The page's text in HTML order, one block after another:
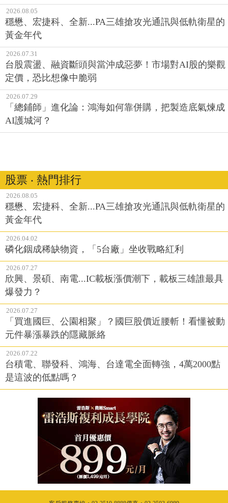
2026.08.05
穩懋、宏捷科、全新...PA三雄搶攻光通訊與低軌衛星的
黃金年代
2026.07.31
台股震盪、融資斷頭與當沖成惡夢！市場對AI股的樂觀
定價，恐比想像中脆弱
2026.07.29
「總鋪師」進化論：鴻海如何靠併購，把製造底氣煉成
AI護城河？
股票 ‧ 熱門排行
2026.08.05
穩懋、宏捷科、全新...PA三雄搶攻光通訊與低軌衛星的
黃金年代
2026.04.02
磷化銦成稀缺物資，「5台廠」坐收戰略紅利
2026.07.27
欣興、景碩、南電...IC載板漲價潮下，載板三雄誰最具
爆發力？
2026.07.27
「買進國巨、公園相聚」？國巨股價近腰斬！看懂被動
元件暴漲暴跌的隱藏脈絡
2026.07.22
台積電、聯發科、鴻海、台達電全面轉強，4萬2000點
是這波的低點嗎？